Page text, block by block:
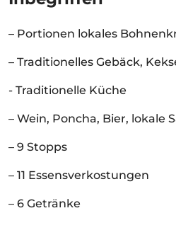
– Portionen lokales
– Traditionelles Gebäck,
- Traditionelle Küche
– Wein, Poncha, Bier, lokale
– 9 Stopps
– 11 Essensverkostungen
– 6 Getränke